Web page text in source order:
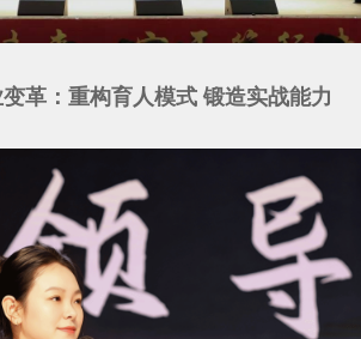
革：重构育人模式 锻造实战能力